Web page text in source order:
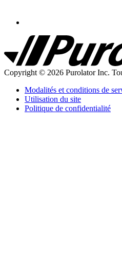
Purolator
Homepage
Copyright © 2026 Purolator Inc.
Modalités et conditions de
Utilisation du site
Politique de confidentialité